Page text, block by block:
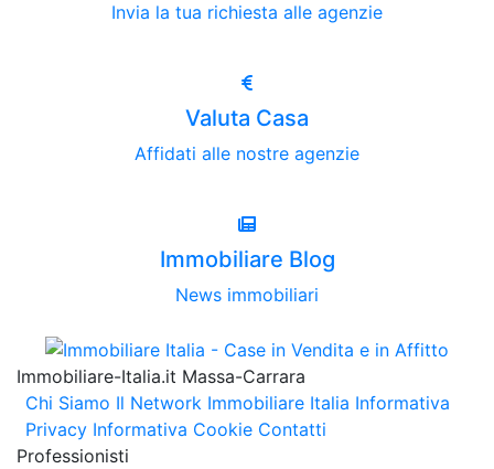
Invia la tua richiesta alle agenzie
Valuta Casa
Affidati alle nostre agenzie
Immobiliare Blog
News immobiliari
Immobiliare-Italia.it Massa-Carrara
Chi Siamo Il Network Immobiliare Italia Informativa
Privacy Informativa Cookie Contatti
Professionisti